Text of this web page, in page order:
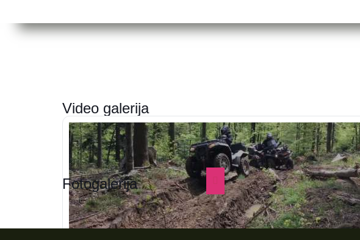
Video galerija
Fotogalerija